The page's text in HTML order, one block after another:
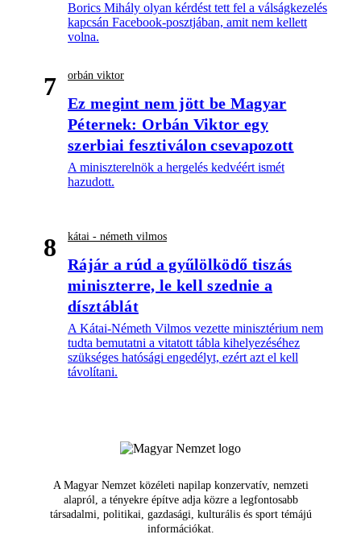
Borics Mihály olyan kérdést tett fel a válságkezelés
kapcsán Facebook-posztjában, amit nem kellett
volna.
7 orbán viktor
Ez megint nem jött be Magyar
Péternek: Orbán Viktor egy
szerbiai fesztiválon csevapozott
A miniszterelnök a hergelés kedvéért ismét
hazudott.
8 kátai - németh vilmos
Rájár a rúd a gyűlölködő tiszás
miniszterre, le kell szednie a
dísztáblát
A Kátai-Németh Vilmos vezette minisztérium nem
tudta bemutatni a vitatott tábla kihelyezéséhez
szükséges hatósági engedélyt, ezért azt el kell
távolítani.
A Magyar Nemzet közéleti napilap konzervatív, nemzeti
alapról, a tényekre építve adja közre a legfontosabb
társadalmi, politikai, gazdasági, kulturális és sport témájú
információkat.